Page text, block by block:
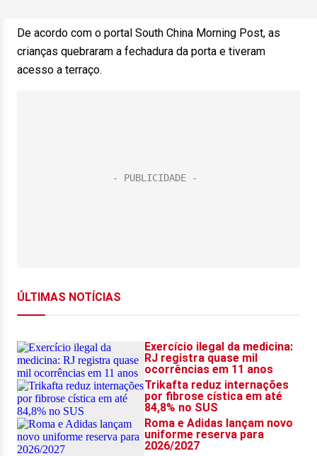
De acordo com o portal South China Morning Post, as
crianças quebraram a fechadura da porta e tiveram
acesso a terraço.